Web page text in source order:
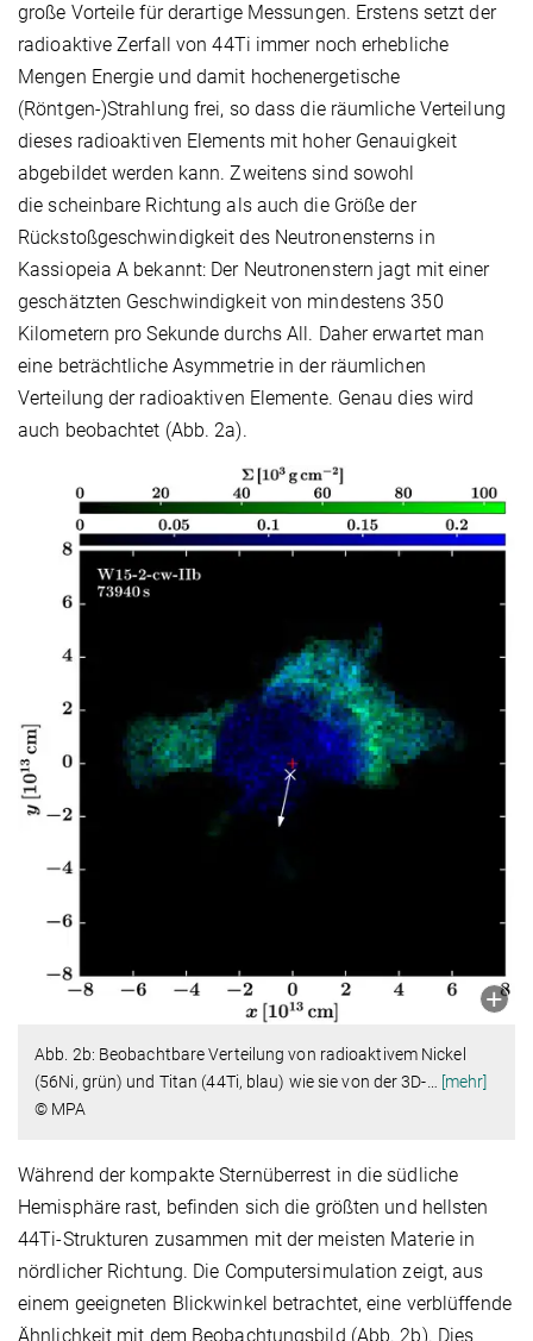
große Vorteile für derartige Messungen. Erstens setzt der
radioaktive Zerfall von 44Ti immer noch erhebliche
Mengen Energie und damit hochenergetische
(Röntgen-)Strahlung frei, so dass die räumliche Verteilung
dieses radioaktiven Elements mit hoher Genauigkeit
abgebildet werden kann. Zweitens sind sowohl
die scheinbare Richtung als auch die Größe der
Rückstoßgeschwindigkeit des Neutronensterns in
Kassiopeia A bekannt: Der Neutronenstern jagt mit einer
geschätzten Geschwindigkeit von mindestens 350
Kilometern pro Sekunde durchs All. Daher erwartet man
eine beträchtliche Asymmetrie in der räumlichen
Verteilung der radioaktiven Elemente. Genau dies wird
auch beobachtet (Abb. 2a).
Abb. 2b: Beobachtbare Verteilung von radioaktivem Nickel
(56Ni, grün) und Titan (44Ti, blau) wie sie von der 3D-… [mehr]
© MPA
Während der kompakte Sternüberrest in die südliche
Hemisphäre rast, befinden sich die größten und hellsten
44Ti-Strukturen zusammen mit der meisten Materie in
nördlicher Richtung. Die Computersimulation zeigt, aus
einem geeigneten Blickwinkel betrachtet, eine verblüffende
Ähnlichkeit mit dem Beobachtungsbild (Abb. 2b). Dies